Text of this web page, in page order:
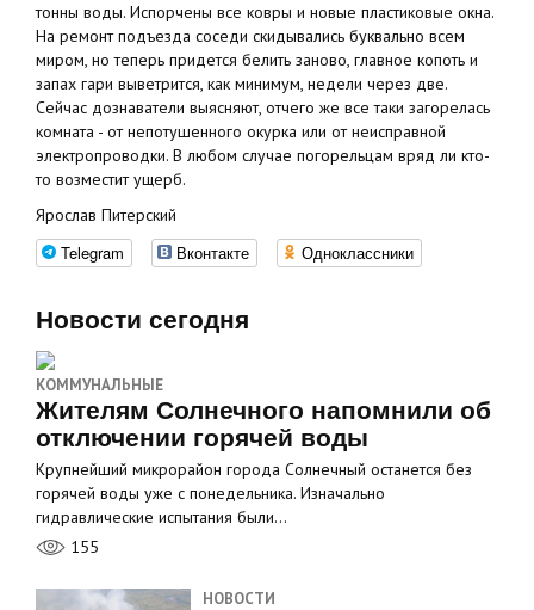
тонны воды. Испорчены все ковры и новые пластиковые окна.
На ремонт подъезда соседи скидывались буквально всем
миром, но теперь придется белить заново, главное копоть и
запах гари выветрится, как минимум, недели через две.
Сейчас дознаватели выясняют, отчего же все таки загорелась
комната - от непотушенного окурка или от неисправной
электропроводки. В любом случае погорельцам вряд ли кто-
то возместит ущерб.
Ярослав Питерский
Telegram Вконтакте Одноклассники
Новости сегодня
КОММУНАЛЬНЫЕ
Жителям Солнечного напомнили об
отключении горячей воды
Крупнейший микрорайон города Солнечный останется без
горячей воды уже с понедельника. Изначально
гидравлические испытания были…
155
НОВОСТИ